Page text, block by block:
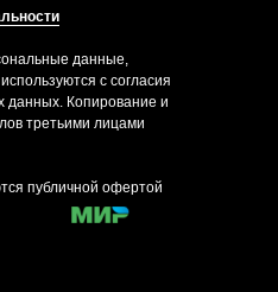
данные,
с согласия
данных. Копирование и
третьими лицами
публичной офертой